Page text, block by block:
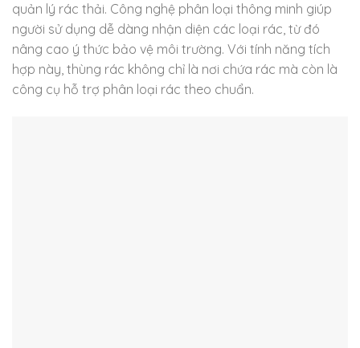
quản lý rác thải. Công nghệ phân loại thông minh giúp
người sử dụng dễ dàng nhận diện các loại rác, từ đó
nâng cao ý thức bảo vệ môi trường. Với tính năng tích
hợp này, thùng rác không chỉ là nơi chứa rác mà còn là
công cụ hỗ trợ phân loại rác theo chuẩn.